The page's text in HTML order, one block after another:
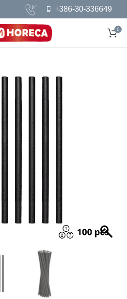
+386-30-336649
0